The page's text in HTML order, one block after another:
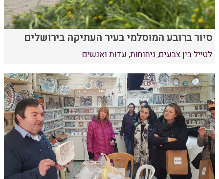
סיור ברובע המוסלמי בעיר העתיקה בירושלים
לטייל בין צבעים, ניחוחות, עדות ואנשים